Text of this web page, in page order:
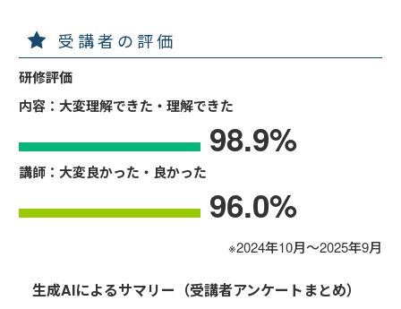
受講者の評価
研修評価
内容：大変理解できた・理解できた
98.9%
講師：大変良かった・良かった
96.0%
※2024年10月～2025年9月
生成AIによるサマリー（受講者アンケートまとめ）